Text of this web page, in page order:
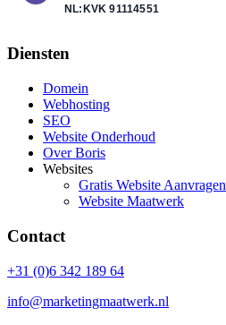
NL:KVK 91114551
Diensten
Domein
Webhosting
SEO
Website Onderhoud
Over Boris
Websites
Gratis Website Aanvragen
Website Maatwerk
Contact
+31 (0)6 342 189 64
info@marketingmaatwerk.nl